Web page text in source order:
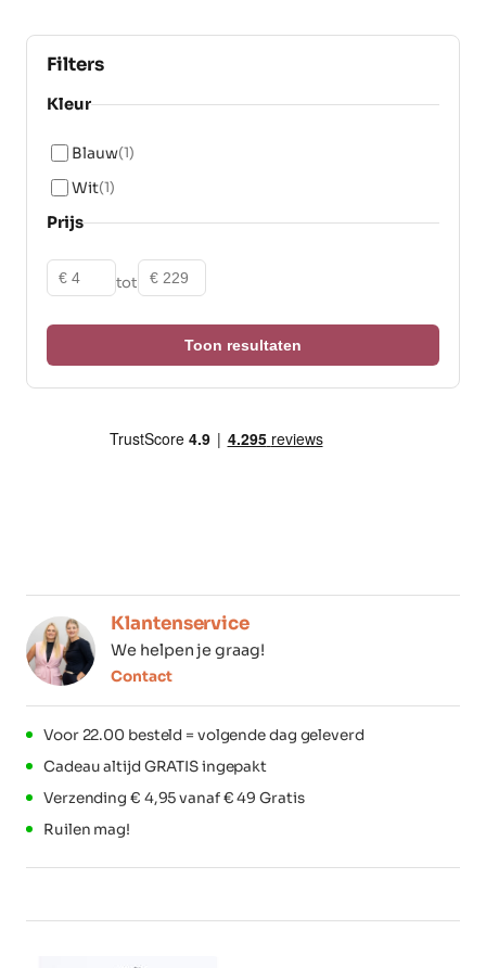
Filters
Kleur
Blauw(1)
Wit(1)
Prijs
Vanaf
tot
Tot
Toon resultaten
Klantenservice
We helpen je graag!
Contact
Voor 22.00 besteld = volgende dag geleverd
Cadeau altijd GRATIS ingepakt
Verzending € 4,95 vanaf € 49 Gratis
Ruilen mag!